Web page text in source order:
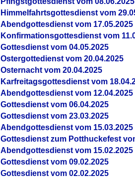
Himmelfahrtsgottesdienst vom
Abendgottesdienst vom 17.05.2025
Konfirmationsgottesdienst vom
Gottesdienst vom 04.05.2025
Ostergottedienst vom 20.04.2025
Osternacht vom 20.04.2025
Karfreitagsgottesdienst vom
Abendgottesdienst vom 12.04.2025
Gottesdienst vom 06.04.2025
Gottesdienst vom 23.03.2025
Abendgottesdienst vom 15.03.2025
Gottesdienst zum Potthuckefest
Abendgottesdienst vom 15.02.2025
Gottesdienst vom 09.02.2025
Gottesdienst vom 02.02.2025